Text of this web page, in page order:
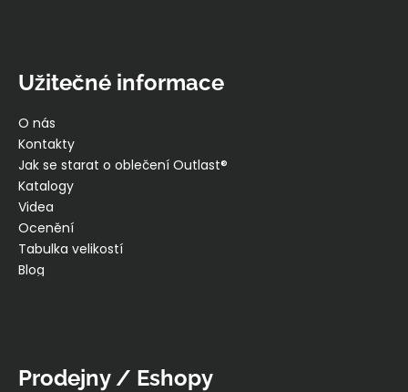
Užitečné informace
O nás
Kontakty
Jak se starat o oblečení Outlast®
Katalogy
Videa
Ocenění
Tabulka velikostí
Blog
Prodejny / Eshopy